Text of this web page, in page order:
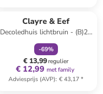
Clayre & Eef
Decoledhuis lichtbruin - (B)21
x (H)20 x (D)8 cm
-69%
€ 13,99regulier
€ 12,99 met family
Adviesprijs (AVP): € 43,17*